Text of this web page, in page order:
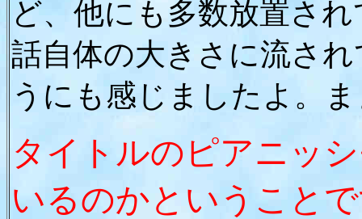
ど、他にも多数放置さ
話自体の大きさに流さ
うにも感じましたよ。
タイトルのピアニッ
いるのかということ